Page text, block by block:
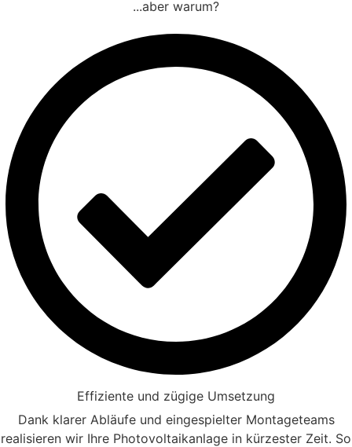
...aber warum?
Effiziente und zügige Umsetzung
Dank klarer Abläufe und eingespielter Montageteams
realisieren wir Ihre Photovoltaikanlage in kürzester Zeit. So